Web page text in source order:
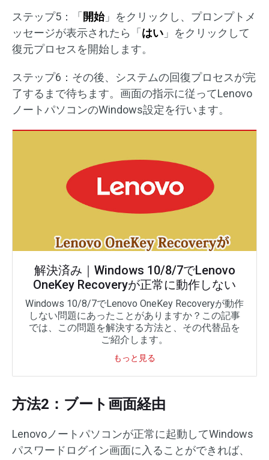
ステップ5：「開始」をクリックし、プロンプトメ
ッセージが表示されたら「はい 」をクリックして
復元プロセスを開始します。
ステップ6：その後、システムの回復プロセスが完
了するまで待ちます。画面の指示に従ってLenovo
ノートパソコンのWindows設定を行います。
解決済み｜Windows 10/8/7でLenovo
OneKey Recoveryが正常に動作しない
Windows 10/8/7でLenovo OneKey Recoveryが動作
しない問題にあったことがありますか？この記事
では、この問題を解決する方法と、その代替品を
ご紹介します。
もっと見る
方法2：ブート画面経由
Lenovoノートパソコンが正常に起動してWindows
パスワードログイン画面に入ることができれば、